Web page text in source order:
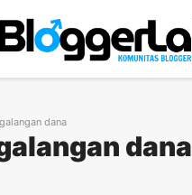
dana
dana